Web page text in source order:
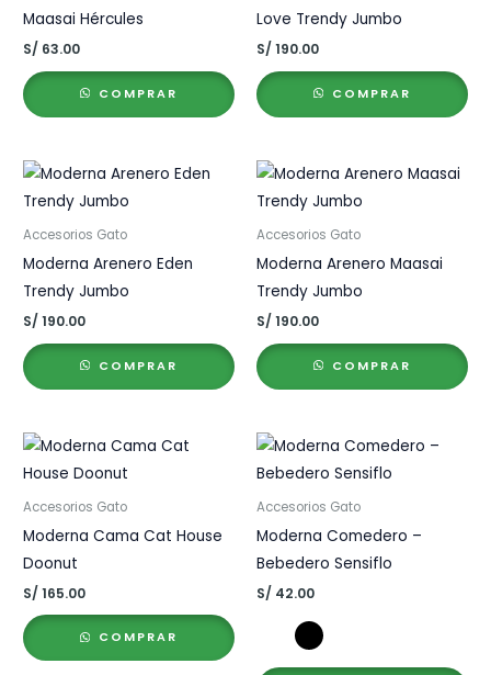
Maasai Hércules
S/ 63.00
COMPRAR
Love Trendy Jumbo
S/ 190.00
COMPRAR
Accesorios Gato
Moderna Arenero Eden
Trendy Jumbo
S/ 190.00
COMPRAR
Accesorios Gato
Moderna Arenero Maasai
Trendy Jumbo
S/ 190.00
COMPRAR
Accesorios Gato
Moderna Cama Cat House
Doonut
S/ 165.00
COMPRAR
Accesorios Gato
Moderna Comedero –
Bebedero Sensiflo
S/ 42.00